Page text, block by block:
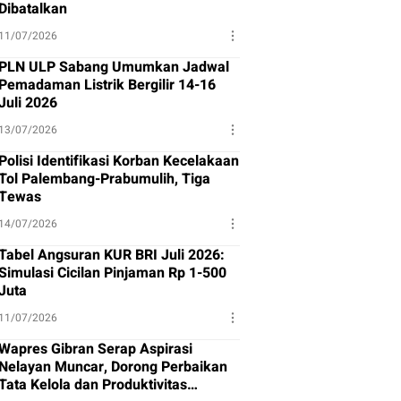
Dibatalkan
11/07/2026
PLN ULP Sabang Umumkan Jadwal
Pemadaman Listrik Bergilir 14-16
2026
13/07/2026
Polisi Identifikasi Korban Kecelakaan
Palembang-Prabumulih, Tiga
14/07/2026
Angsuran KUR BRI Juli 2026:
Cicilan Pinjaman Rp 1-500
11/07/2026
Gibran Serap Aspirasi
Nelayan Muncar, Dorong Perbaikan
Kelola dan Produktivitas